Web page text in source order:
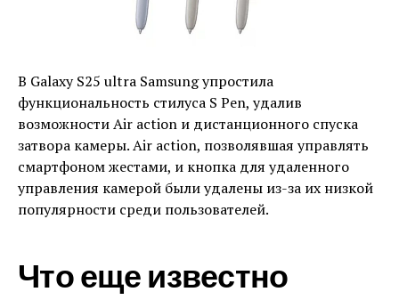
В Galaxy S25 ultra Samsung упростила
функциональность стилуса S Pen, удалив
возможности Air action и дистанционного спуска
затвора камеры. Air action, позволявшая управлять
смартфоном жестами, и кнопка для удаленного
управления камерой были удалены из-за их низкой
популярности среди пользователей.
Что еще известно